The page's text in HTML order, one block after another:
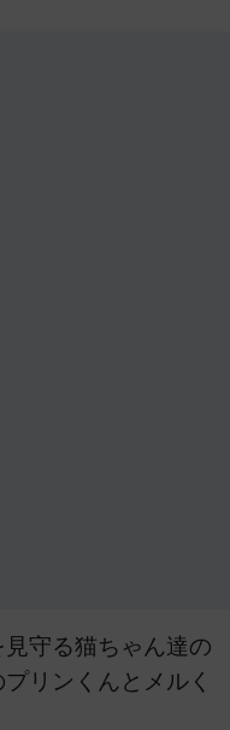
守る猫ちゃん達の
リンくんとメルく